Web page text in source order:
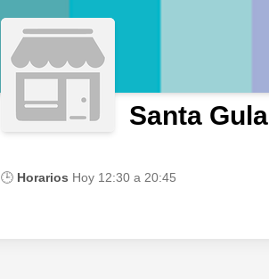
Santa Gula
🕒 Horarios Hoy 12:30 a 20:45